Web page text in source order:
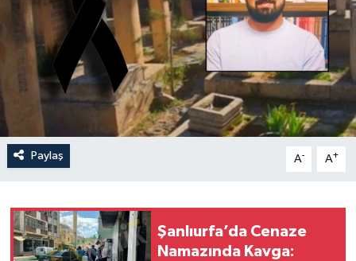
Paylaş A- A+
Şanlıurfa’da Cenaze
Namazında Kavga: